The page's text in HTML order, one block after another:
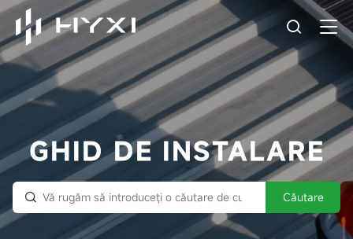
GHID DE INSTALARE
Căutare